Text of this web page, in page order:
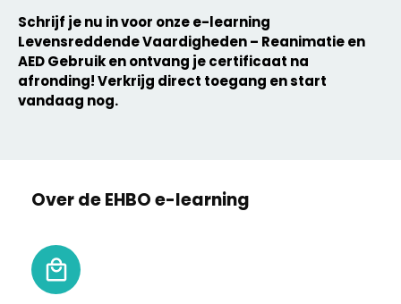
Schrijf je nu in voor onze e-learning
Levensreddende Vaardigheden – Reanimatie en
AED Gebruik en ontvang je certificaat na
afronding! Verkrijg direct toegang en start
vandaag nog.
Over de EHBO e-learning